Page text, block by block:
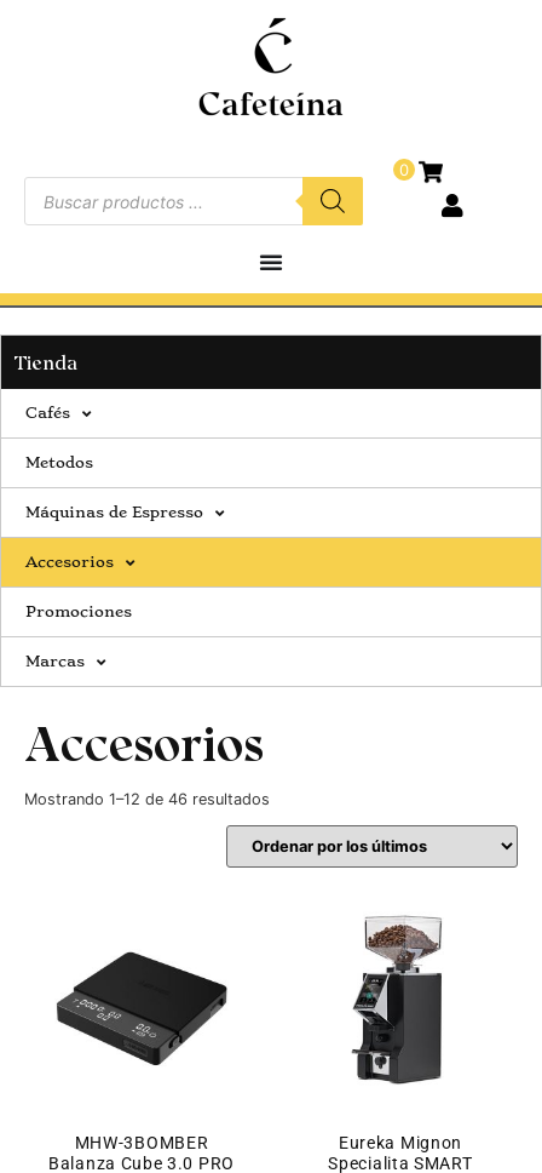
0
Tienda
Cafés
Metodos
Máquinas de Espresso
Accesorios
Promociones
Marcas
Accesorios
Mostrando 1–12 de 46 resultados
MHW-3BOMBER
Balanza Cube 3.0 PRO
Eureka Mignon
Specialita SMART